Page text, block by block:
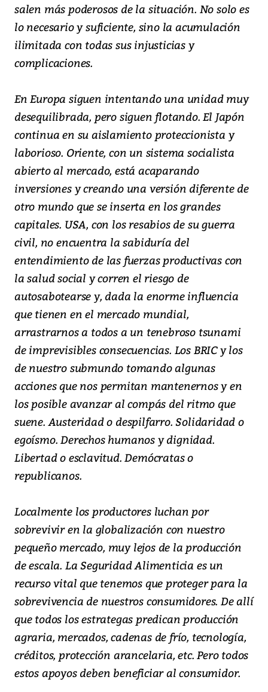
salen más poderosos de la situación. No solo es
lo necesario y suficiente, sino la acumulación
ilimitada con todas sus injusticias y
complicaciones.
En Europa siguen intentando una unidad muy
desequilibrada, pero siguen flotando. El Japón
continua en su aislamiento proteccionista y
laborioso. Oriente, con un sistema socialista
abierto al mercado, está acaparando
inversiones y creando una versión diferente de
otro mundo que se inserta en los grandes
capitales. USA, con los resabios de su guerra
civil, no encuentra la sabiduría del
entendimiento de las fuerzas productivas con
la salud social y corren el riesgo de
autosabotearse y, dada la enorme influencia
que tienen en el mercado mundial,
arrastrarnos a todos a un tenebroso tsunami
de imprevisibles consecuencias. Los BRIC y los
de nuestro submundo tomando algunas
acciones que nos permitan mantenernos y en
los posible avanzar al compás del ritmo que
suene. Austeridad o despilfarro. Solidaridad o
egoísmo. Derechos humanos y dignidad.
Libertad o esclavitud. Demócratas o
republicanos.
Localmente los productores luchan por
sobrevivir en la globalización con nuestro
pequeño mercado, muy lejos de la producción
de escala. La Seguridad Alimenticia es un
recurso vital que tenemos que proteger para la
sobrevivencia de nuestros consumidores. De allí
que todos los estrategas predican producción
agraria, mercados, cadenas de frío, tecnología,
créditos, protección arancelaria, etc. Pero todos
estos apoyos deben beneficiar al consumidor.